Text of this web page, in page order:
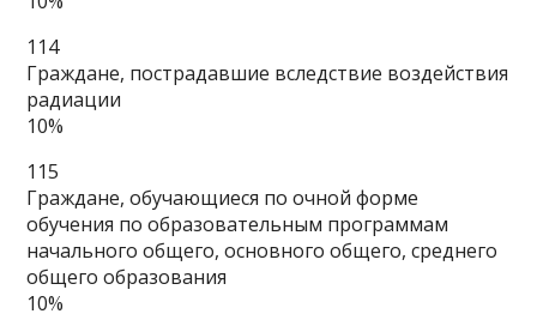
114
Граждане, пострадавшие вследствие воздействия
радиации
10%
115
Граждане, обучающиеся по очной форме
обучения по образовательным программам
начального общего, основного общего, среднего
общего образования
10%